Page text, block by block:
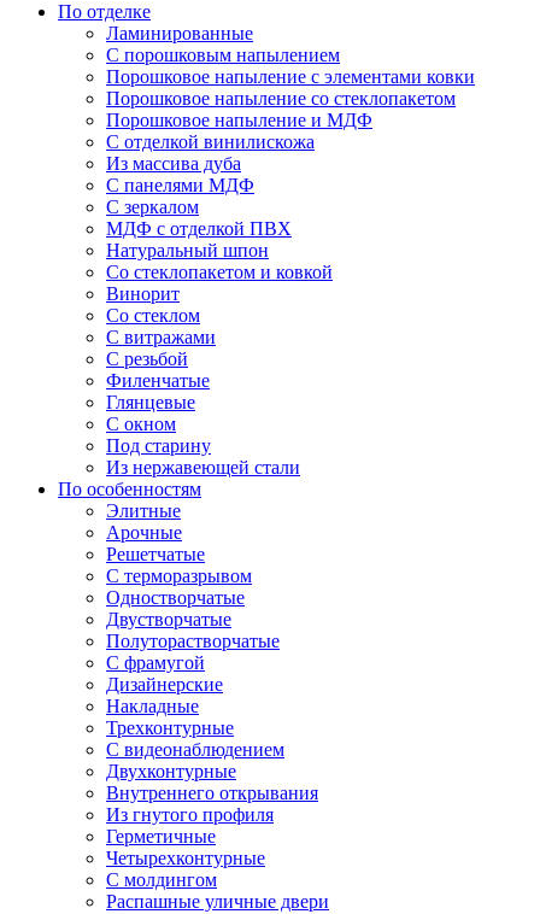
По отделке
Ламинированные
С порошковым напылением
Порошковое напыление с элементами ковки
Порошковое напыление со стеклопакетом
Порошковое напыление и МДФ
С отделкой винилискожа
Из массива дуба
С панелями МДФ
С зеркалом
МДФ с отделкой ПВХ
Натуральный шпон
Со стеклопакетом и ковкой
Винорит
Со стеклом
С витражами
С резьбой
Филенчатые
Глянцевые
С окном
Под старину
Из нержавеющей стали
По особенностям
Элитные
Арочные
Решетчатые
С терморазрывом
Одностворчатые
Двустворчатые
Полуторастворчатые
С фрамугой
Дизайнерские
Накладные
Трехконтурные
С видеонаблюдением
Двухконтурные
Внутреннего открывания
Из гнутого профиля
Герметичные
Четырехконтурные
С молдингом
Распашные уличные двери